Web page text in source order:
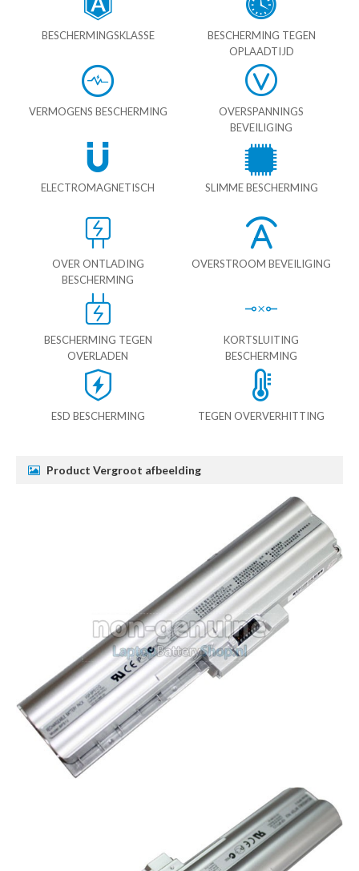
BESCHERMINGSKLASSE
BESCHERMING TEGEN
OPLAADTIJD
VERMOGENS BESCHERMING
OVERSPANNINGS
BEVEILIGING
ELECTROMAGNETISCH SLIMME BESCHERMING
OVER ONTLADING
BESCHERMING
OVERSTROOM BEVEILIGING
BESCHERMING TEGEN
OVERLADEN
KORTSLUITING
BESCHERMING
ESD BESCHERMING TEGEN OVERVERHITTING
Product Vergroot afbeelding